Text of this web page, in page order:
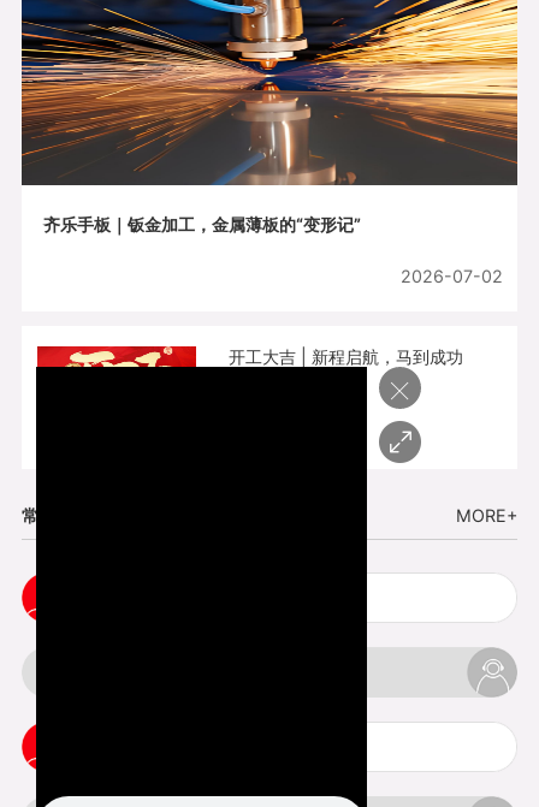
齐乐手板｜钣金加工，金属薄板的“变形记”
2026-07-02
开工大吉 | 新程启航，马到成功
常见问题 MORE+
×